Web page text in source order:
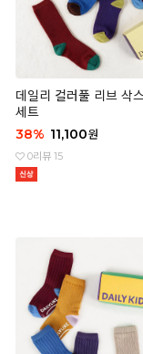
데일리 컬러풀 리브 삭
세트
38% 11,100원
0리뷰 15